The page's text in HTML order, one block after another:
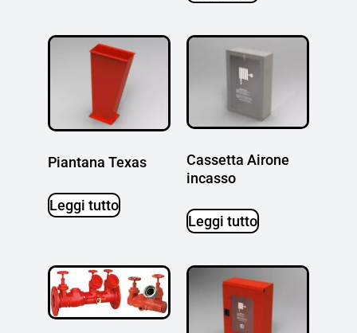
Piantana Texas
Leggi tutto
Cassetta Airone
incasso
Leggi tutto